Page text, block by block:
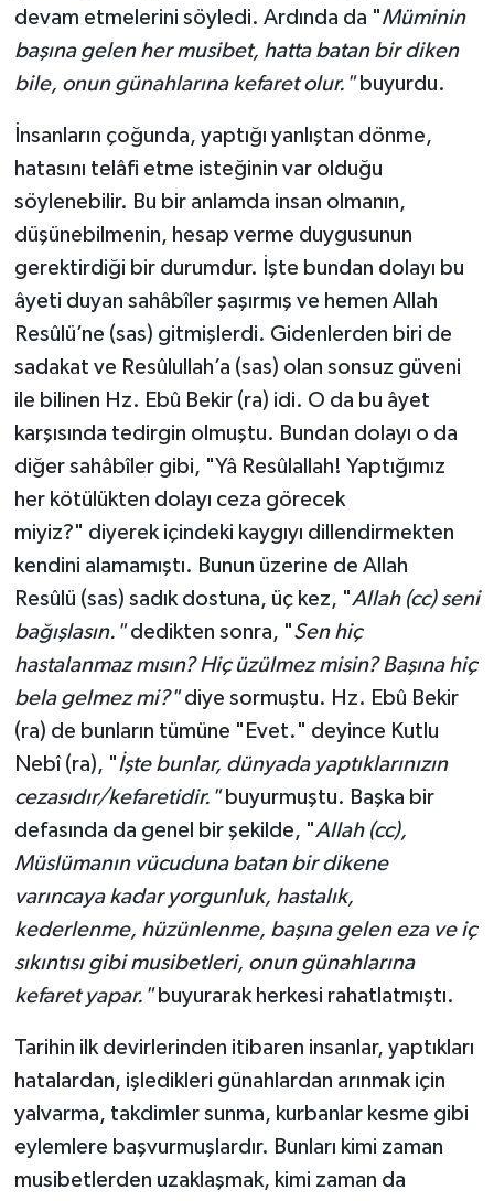
devam etmelerini söyledi. Ardında da "Müminin
başına gelen her musibet, hatta batan bir diken
bile, onun günahlarına kefaret olur."buyurdu.
İnsanların çoğunda, yaptığı yanlıştan dönme,
hatasını telâfi etme isteğinin var olduğu
söylenebilir. Bu bir anlamda insan olmanın,
düşünebilmenin, hesap verme duygusunun
gerektirdiği bir durumdur. İşte bundan dolayı bu
âyeti duyan sahâbîler şaşırmış ve hemen Allah
Resûlü’ne (sas) gitmişlerdi. Gidenlerden biri de
sadakat ve Resûlullah’a (sas) olan sonsuz güveni
ile bilinen Hz. Ebû Bekir (ra) idi. O da bu âyet
karşısında tedirgin olmuştu. Bundan dolayı o da
diğer sahâbîler gibi, "Yâ Resûlallah! Yaptığımız
her kötülükten dolayı ceza görecek
miyiz?" diyerek içindeki kaygıyı dillendirmekten
kendini alamamıştı. Bunun üzerine de Allah
Resûlü (sas) sadık dostuna, üç kez, "Allah (cc) seni
bağışlasın."dedikten sonra, "Sen hiç
hastalanmaz mısın? Hiç üzülmez misin? Başına hiç
bela gelmez mi?"diye sormuştu. Hz. Ebû Bekir
(ra) de bunların tümüne "Evet." deyince Kutlu
Nebî (ra), "İşte bunlar, dünyada yaptıklarınızın
cezasıdır/kefaretidir."buyurmuştu. Başka bir
defasında da genel bir şekilde, "Allah (cc),
Müslümanın vücuduna batan bir dikene
varıncaya kadar yorgunluk, hastalık,
kederlenme, hüzünlenme, başına gelen eza ve iç
sıkıntısı gibi musibetleri, onun günahlarına
kefaret yapar."buyurarak herkesi rahatlatmıştı.
Tarihin ilk devirlerinden itibaren insanlar, yaptıkları
hatalardan, işledikleri günahlardan arınmak için
yalvarma, takdimler sunma, kurbanlar kesme gibi
eylemlere başvurmuşlardır. Bunları kimi zaman
musibetlerden uzaklaşmak, kimi zaman da
Kırıkkale Müftülüğü
Kırklareli Müftülüğü
Kırşehir Müftülüğü
Kocaeli Müftülüğü
Konya Müftülüğü
Kütahya Müftülüğü
Malatya Müftülüğü
Manisa Müftülüğü
Mardin Müftülüğü
Mersin Müftülüğü
Muğla Müftülüğü
Nevşehir Müftülüğü
Niğde Müftülüğü
Ordu Müftülüğü
Osmaniye Müftülüğü
Rize Müftülüğü
Sakarya Müftülüğü
Samsun Müftülüğü
Sinop Müftülüğü